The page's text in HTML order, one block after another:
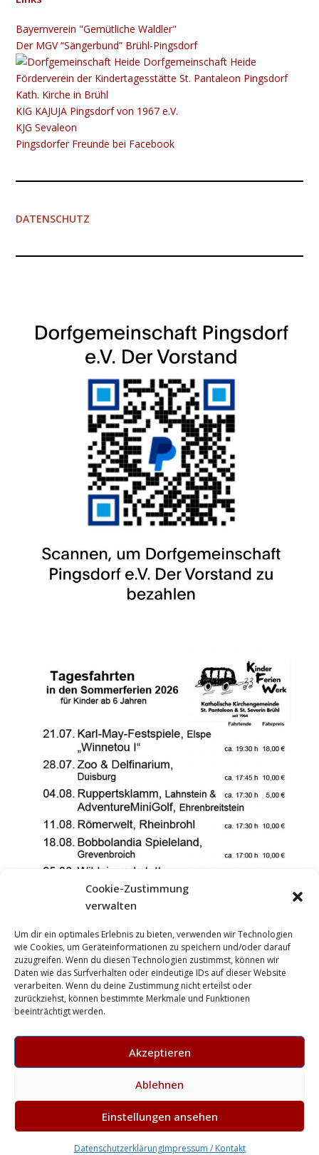
Cookie-Zustimmung
verwalten
Um dir ein optimales Erlebnis zu bieten, verwenden wir Technologien
wie Cookies, um Geräteinformationen zu speichern und/oder darauf
zuzugreifen. Wenn du diesen Technologien zustimmst, können wir
Daten wie das Surfverhalten oder eindeutige IDs auf dieser Website
verarbeiten. Wenn du deine Zustimmung nicht erteilst oder
zurückziehst, können bestimmte Merkmale und Funktionen
beeinträchtigt werden.
Akzeptieren
Ablehnen
Einstellungen ansehen
DatenschutzerklärungImpressum / Kontakt
Bayernverein "Gemütliche Waldler"
Der MGV “Sängerbund” Brühl-Pingsdorf
Dorfgemeinschaft Heide
Förderverein der Kindertagesstätte St. Pantaleon Pingsdorf
Kath. Kirche in Brühl
KIG K​​​​​AJUJA Pingsdorf von 1967 e.V.
KJG Sevaleon
Pingsdorfer Freunde bei Facebook
DATENSCHUTZ
previous
Bilder vom Maifest
next
post:
Dorf- und Schulfest 2014:
Wir feiern bei jedem Wetter!